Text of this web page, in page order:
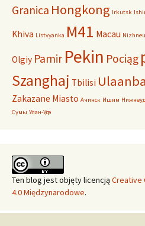
Granica Hongkong Irkutsk
Khiva Listvyanka M41 Macau
Olgiy Pamir Pekin Pociąg
Szanghaj Tbilisi
Zakazane Miasto Ачинск Ишим
Сумы Улан-Удэ
Ten blog jest objęty licencją Creative
4.0 Międzynarodowe.